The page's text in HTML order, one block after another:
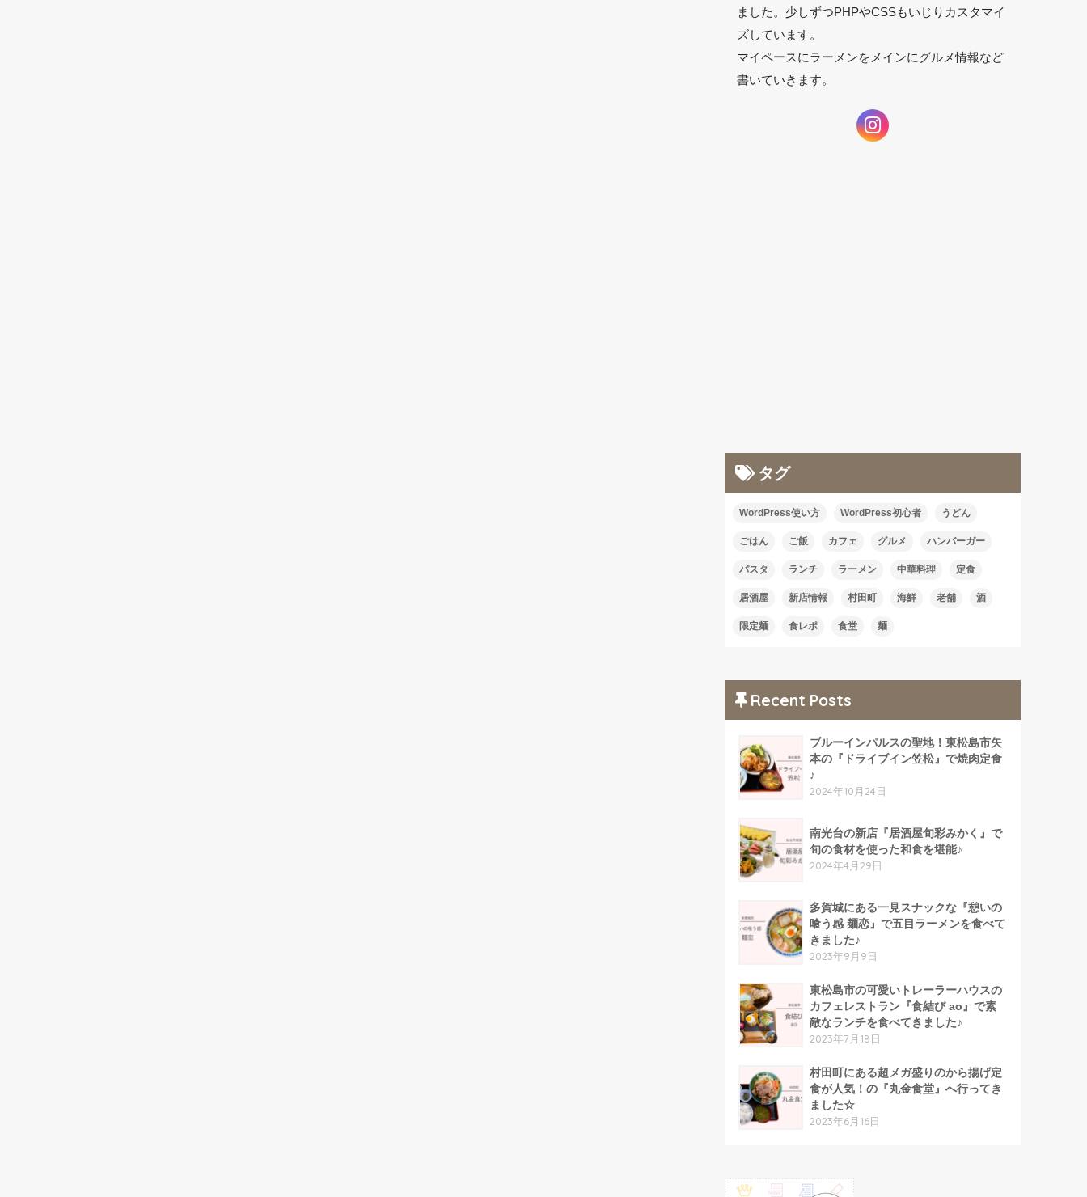
ました。少しずつPHPやCSSもいじりカスタマイ
ズしています。
マイペースにラーメンをメインにグルメ情報など
書いていきます。
タグ
WordPress使い方 WordPress初心者 うどん
ごはん ご飯 カフェ グルメ ハンバーガー
パスタ ランチ ラーメン 中華料理 定食
居酒屋 新店情報 村田町 海鮮 老舗 酒
限定麺 食レポ 食堂 麺
Recent Posts
ブルーインパルスの聖地！東松島市矢
本の『ドライブイン笠松』で焼肉定食
♪
2024年10月24日
南光台の新店『居酒屋旬彩みかく』で
旬の食材を使った和食を堪能♪
2024年4月29日
多賀城にある一見スナックな『憩いの
喰う感 麺恋』で五目ラーメンを食べて
きました♪
2023年9月9日
東松島市の可愛いトレーラーハウスの
カフェレストラン『食結び ao』で素
敵なランチを食べてきました♪
2023年7月18日
村田町にある超メガ盛りのから揚げ定
食が人気！の『丸金食堂』へ行ってき
ました☆
2023年6月16日